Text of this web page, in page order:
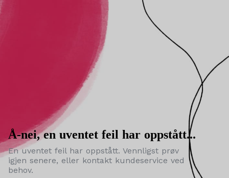
Å-nei, en uventet feil har oppstått...
En uventet feil har oppstått. Vennligst prøv
igjen senere, eller kontakt kundeservice ved
behov.